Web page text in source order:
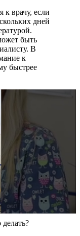
к врачу, если
дней
быть
В
к
быстрее